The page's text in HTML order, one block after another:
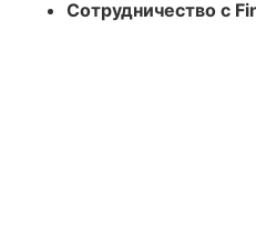
Сотрудничество с